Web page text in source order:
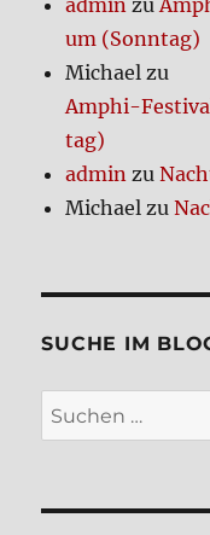
admin zu
um (Sonn­tag)
Michael zu
Amphi-
tag)
admin zu
Michael zu
SUCHE IM
Suchen
nach: